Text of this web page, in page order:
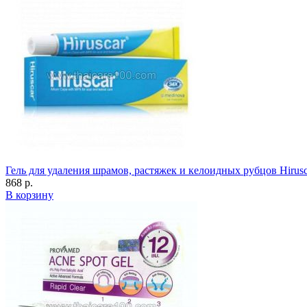
Гель для удаления шрамов, растяжек и келоидных рубцов
868 р.
В корзину